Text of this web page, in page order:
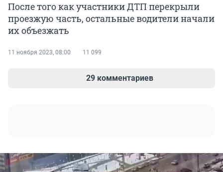
После того как участники ДТП перекрыли
проезжую часть, остальные водители начали
их объезжать
11 ноября 2023, 08:00 11 099
29 комментариев